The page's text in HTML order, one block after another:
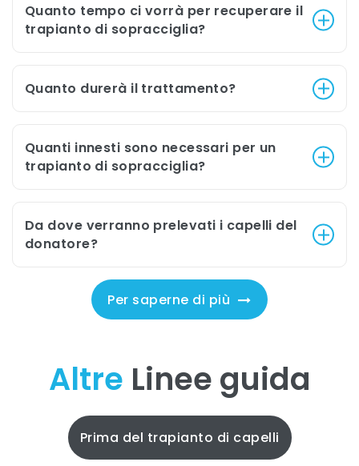
Quanto tempo ci vorrà per recuperare il
trapianto di sopracciglia?
Quanto durerà il trattamento?
Quanti innesti sono necessari per un
trapianto di sopracciglia?
Da dove verranno prelevati i capelli del
donatore?
Per saperne di più
Altre Linee guida
Prima del trapianto di capelli